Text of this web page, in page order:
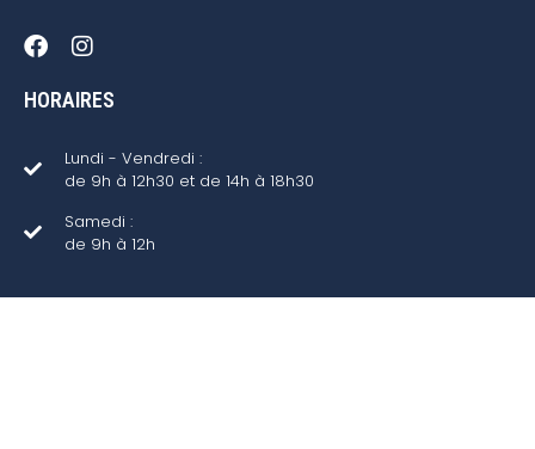
HORAIRES
Lundi - Vendredi :
de 9h à 12h30 et de 14h à 18h30
Samedi :
de 9h à 12h